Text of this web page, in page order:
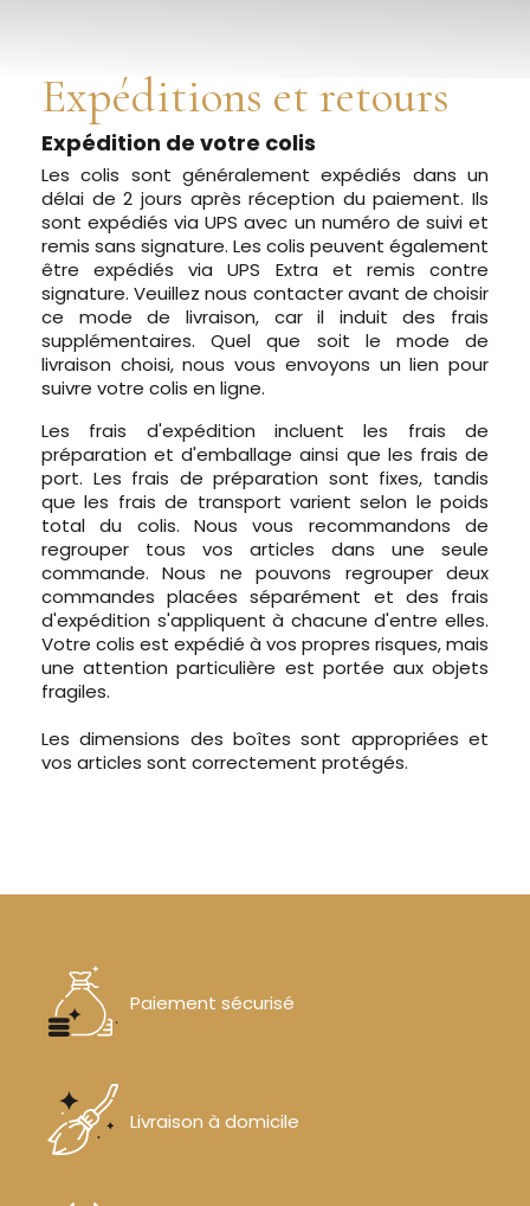
Expéditions et retours
Expédition de votre colis
Les colis sont généralement expédiés dans un
délai de 2 jours après réception du paiement. Ils
sont expédiés via UPS avec un numéro de suivi et
remis sans signature. Les colis peuvent également
être expédiés via UPS Extra et remis contre
signature. Veuillez nous contacter avant de choisir
ce mode de livraison, car il induit des frais
supplémentaires. Quel que soit le mode de
livraison choisi, nous vous envoyons un lien pour
suivre votre colis en ligne.
Les frais d'expédition incluent les frais de
préparation et d'emballage ainsi que les frais de
port. Les frais de préparation sont fixes, tandis
que les frais de transport varient selon le poids
total du colis. Nous vous recommandons de
regrouper tous vos articles dans une seule
commande. Nous ne pouvons regrouper deux
commandes placées séparément et des frais
d'expédition s'appliquent à chacune d'entre elles.
Votre colis est expédié à vos propres risques, mais
une attention particulière est portée aux objets
fragiles.
Les dimensions des boîtes sont appropriées et
vos articles sont correctement protégés.
Paiement sécurisé
Livraison à domicile